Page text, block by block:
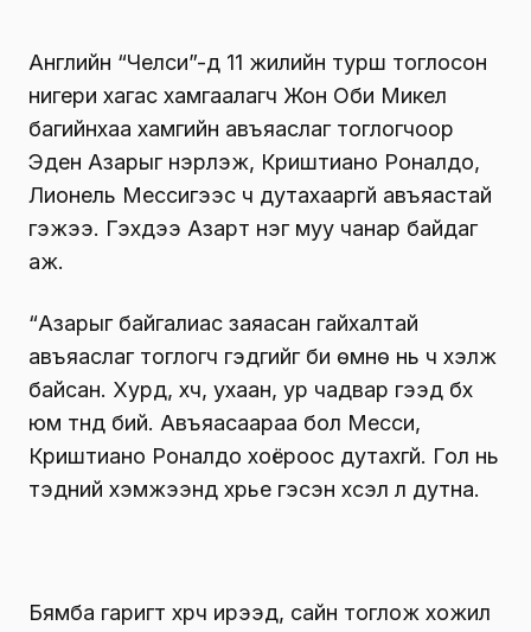
Английн “Челси”-д 11 жилийн турш тоглосон
нигери хагас хамгаалагч Жон Оби Микел
багийнхаа хамгийн авъяаслаг тоглогчоор
Эден Азарыг нэрлэж, Криштиано Роналдо,
Лионель Мессигээс ч дутахааргүй авъяастай
гэжээ. Гэхдээ Азарт нэг муу чанар байдаг
аж.
“Азарыг байгалиас заяасан гайхалтай
авъяаслаг тоглогч гэдгийг би өмнө нь ч хэлж
байсан. Хурд, хүч, ухаан, ур чадвар гээд бүх
юм түүнд бий. Авъяасаараа бол Месси,
Криштиано Роналдо хоёроос дутахгүй. Гол нь
тэдний хэмжээнд хүрье гэсэн хүсэл л дутна.
Бямба гаригт хүрч ирээд, сайн тоглож хожил